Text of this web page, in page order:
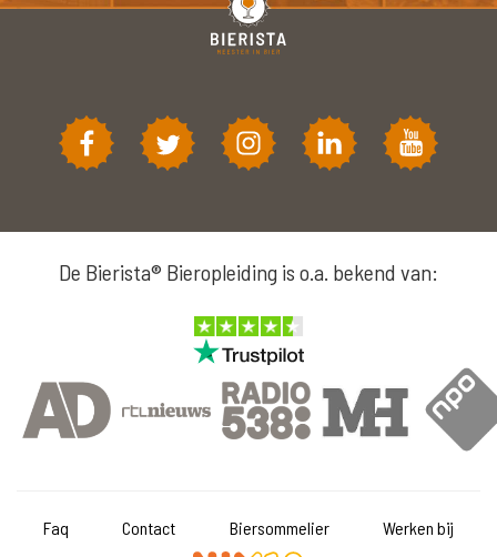
De Bierista® Bieropleiding is o.a. bekend van:
Faq Contact Biersommelier Werken bij